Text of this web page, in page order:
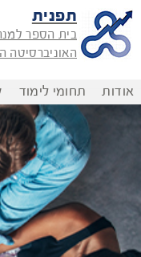
תפנית
בית הספר
האוניברסיטה
אודות תחומי לימוד